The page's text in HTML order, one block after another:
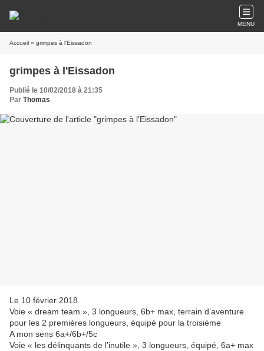
MENU
Accueil » grimpes à l'Eissadon
grimpes à l'Eissadon
Publié le 10/02/2018 à 21:35
Par Thomas
Le 10 février 2018
Voie « dream team », 3 longueurs, 6b+ max, terrain d’aventure
pour les 2 premières longueurs, équipé pour la troisième
A mon sens 6a+/6b+/5c
Voie « les délinquants de l’inutile », 3 longueurs, équipé, 6a+ max